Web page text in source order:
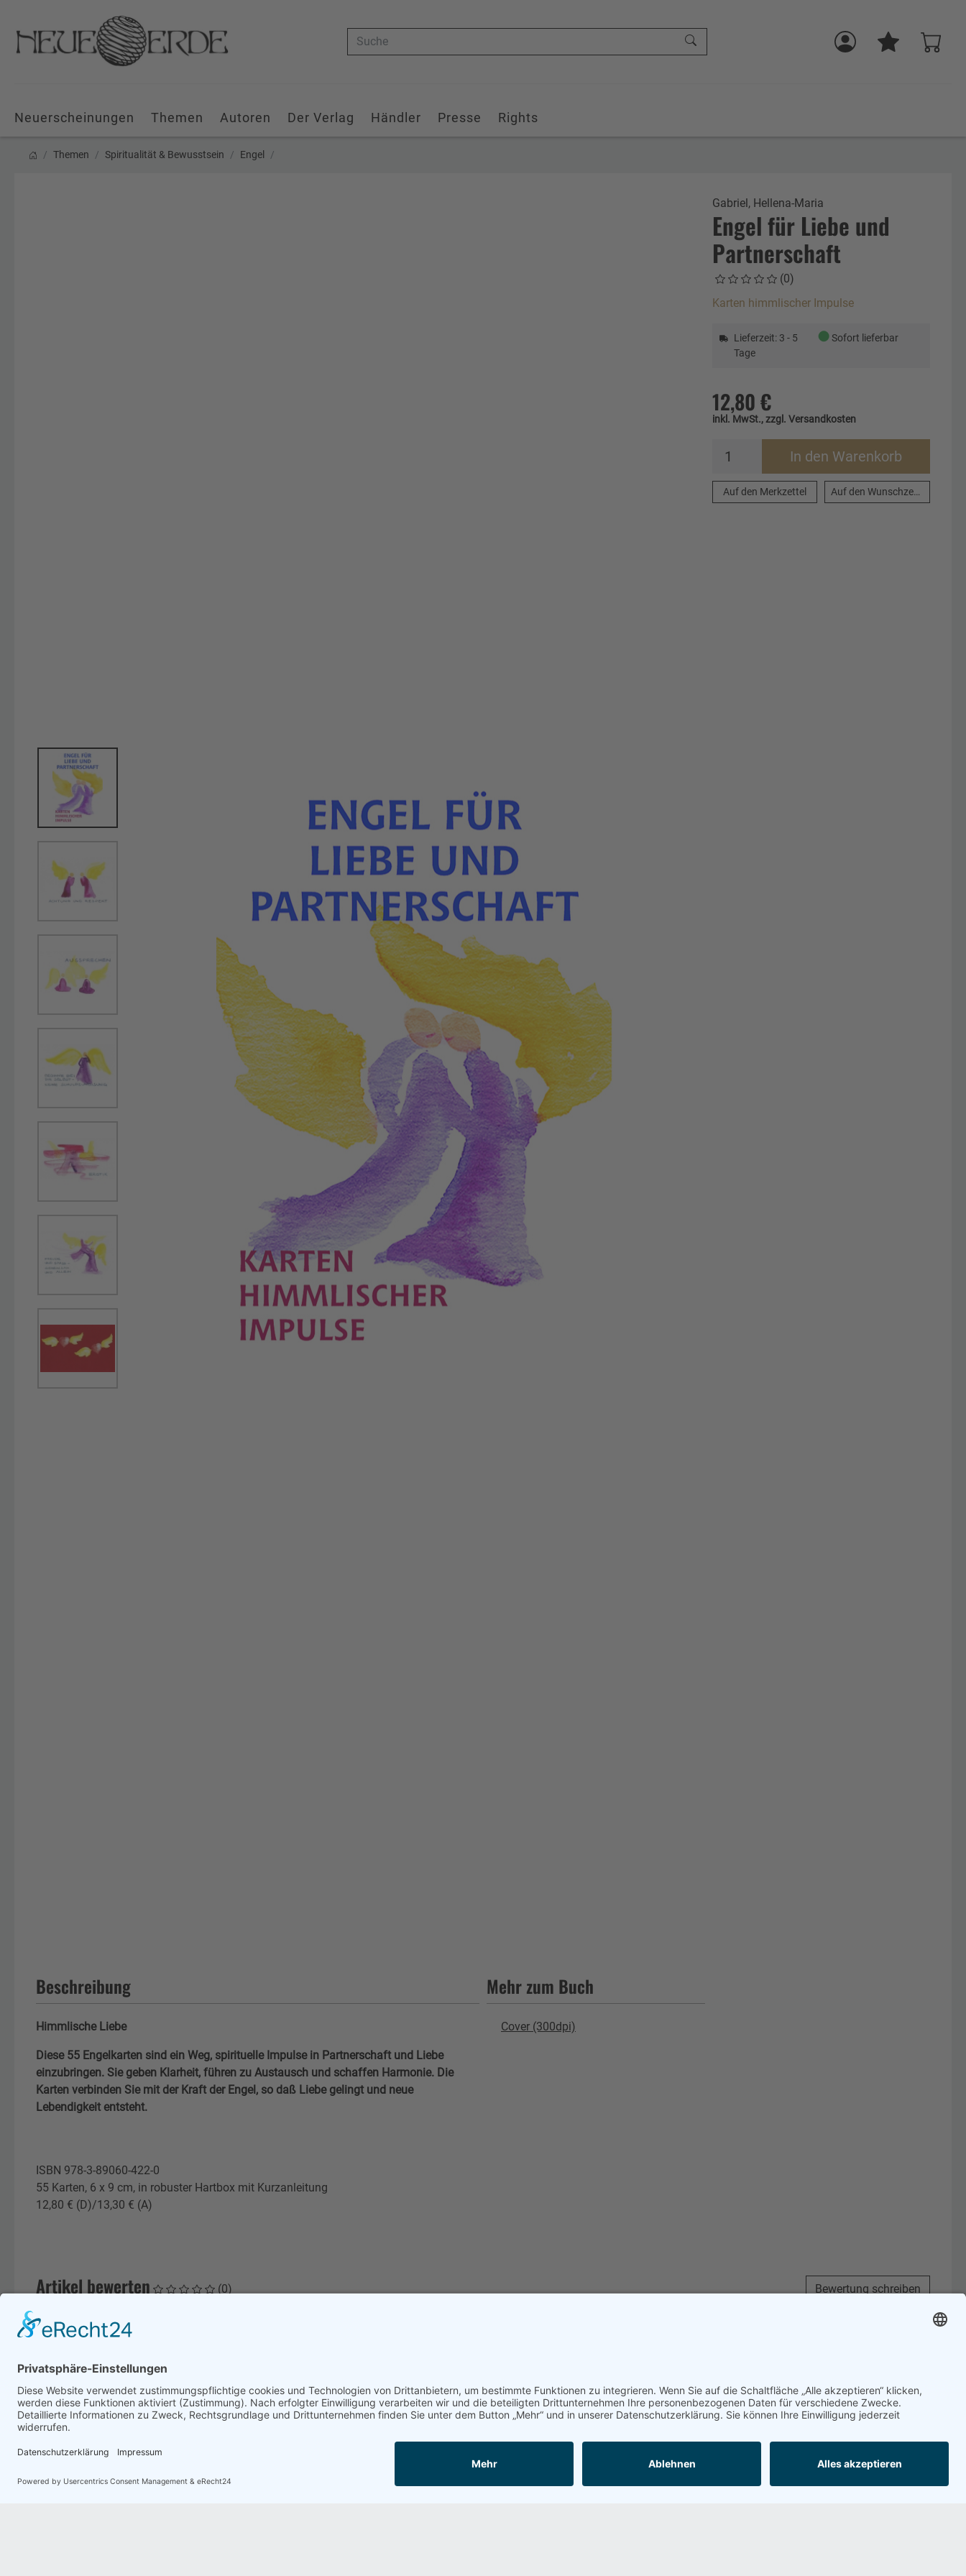
Suche
Neuerscheinungen Themen Autoren Der Verlag Händler Presse Rights
Themen Spiritualität & Bewusstsein Engel
Gabriel, Hellena-Maria
Engel für Liebe und
Partnerschaft
(0)
Karten himmlischer Impulse
Lieferzeit: 3 - 5
Tage
●Sofort lieferbar
12,80 €
inkl. MwSt., zzgl. Versandkosten
In den Warenkorb
Auf den Merkzettel Auf den Wunschzettel
Beschreibung
Himmlische Liebe
Diese 55 Engelkarten sind ein Weg, spirituelle Impulse in Partnerschaft und Liebe
einzubringen. Sie geben Klarheit, führen zu Austausch und schaffen Harmonie. Die
Karten verbinden Sie mit der Kraft der Engel, so daß Liebe gelingt und neue
Lebendigkeit entsteht.
ISBN 978-3-89060-422-0
55 Karten, 6 x 9 cm, in robuster Hartbox mit Kurzanleitung
12,80 € (D)/13,30 € (A)
Mehr zum Buch
Cover (300dpi)
Artikel bewerten (0) Bewertung schreiben
Es liegen keine Bewertungen zu diesem Artikel vor.